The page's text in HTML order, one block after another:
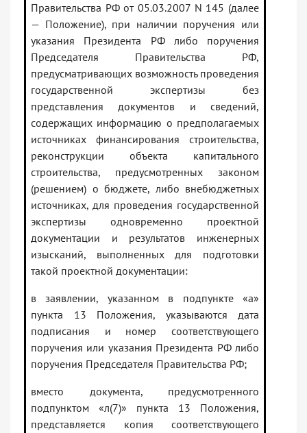
Правительства РФ от 05.03.2007 N 145 (далее
— Положение), при наличии поручения или
указания Президента РФ либо поручения
Председателя Правительства РФ,
предусматривающих возможность проведения
государственной экспертизы без
представления документов и сведений,
содержащих информацию о предполагаемых
источниках финансирования строительства,
реконструкции объекта капитального
строительства, предусмотренных законом
(решением) о бюджете, либо внебюджетных
источниках, для проведения государственной
экспертизы одновременно проектной
документации и результатов инженерных
изысканий, выполненных для подготовки
такой проектной документации:
в заявлении, указанном в подпункте «а»
пункта 13 Положения, указываются дата
подписания и номер соответствующего
поручения или указания Президента РФ либо
поручения Председателя Правительства РФ;
вместо документа, предусмотренного
подпунктом «л(7)» пункта 13 Положения,
представляется копия соответствующего